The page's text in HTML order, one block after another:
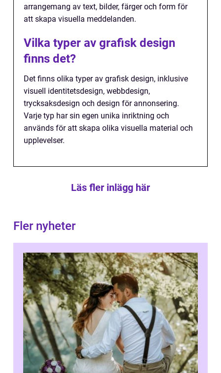
arrangemang av text, bilder, färger och form för
att skapa visuella meddelanden.
Vilka typer av grafisk design
finns det?
Det finns olika typer av grafisk design, inklusive
visuell identitetsdesign, webbdesign,
trycksaksdesign och design för annonsering.
Varje typ har sin egen unika inriktning och
används för att skapa olika visuella material och
upplevelser.
Läs fler inlägg här
Fler nyheter